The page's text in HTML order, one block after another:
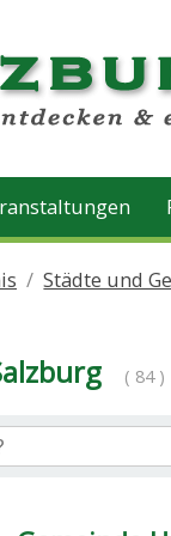
Städte und
( 84 )